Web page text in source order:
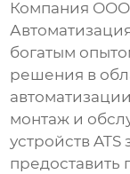
Компания
богатым
решения в
монтаж и
устройств ATS